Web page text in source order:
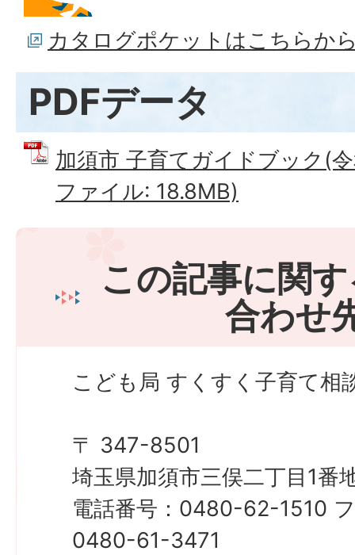
カタログポケットはこちらか
PDFデータ
加須市 子育てガイドブック(
ファイル: 18.8MB)
この記事に関
合わせ
こども局 すくすく子育て相
〒 347-8501
埼玉県加須市三俣二丁目1番
電話番号：0480-62-1510
0480-61-3471